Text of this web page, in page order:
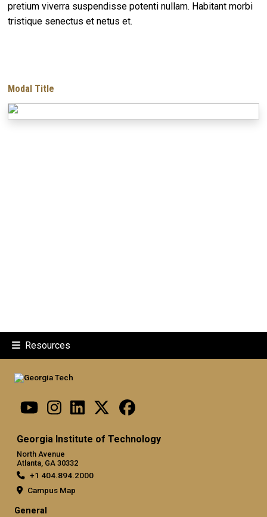
pretium viverra suspendisse potenti nullam. Habitant morbi
tristique senectus et netus et.
Modal Title
Resources
Georgia Institute of Technology
North Avenue
Atlanta, GA 30332
+1 404.894.2000
Campus Map
General